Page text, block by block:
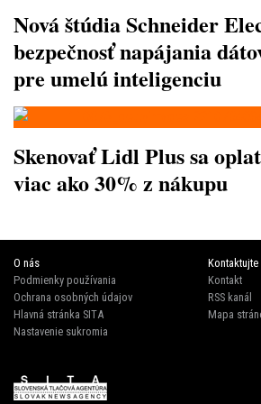
Nová štúdia Schneider
bezpečnosť napájania
pre umelú inteligenciu
Skenovať Lidl Plus sa
viac ako 30% z nákupu
O nás
Podmienky používania
Ochrana osobných údajov
Hlavná stránka SITA
Nastavenie sukromia
Kontaktujte
Kontakt
RSS kanál
Mapa